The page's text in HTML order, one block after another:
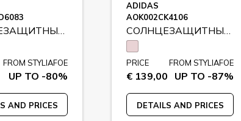
СОЛНЦЕЗАЩИТНЫЕ ОЧКИ
FROM STYLIAFOE
UP TO -80%
AND PRICES
ADIDAS
AOK002CK4106
СОЛНЦЕЗАЩИТНЫЕ ОЧКИ
PRICE
€ 139,00
FROM STYLIAFOE
UP TO -87%
DETAILS AND PRICES